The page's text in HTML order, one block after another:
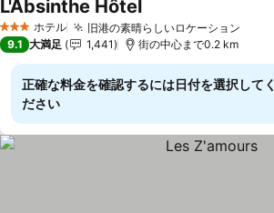
3 ホテルのランク
ホテル 旧港の素晴らしいロケーション
L'Absinthe Hôtel料金を表示
9.1 大満足 1,441 街の中心まで0.2 km
正確な料金を確認するには日付を選択してく
ださい